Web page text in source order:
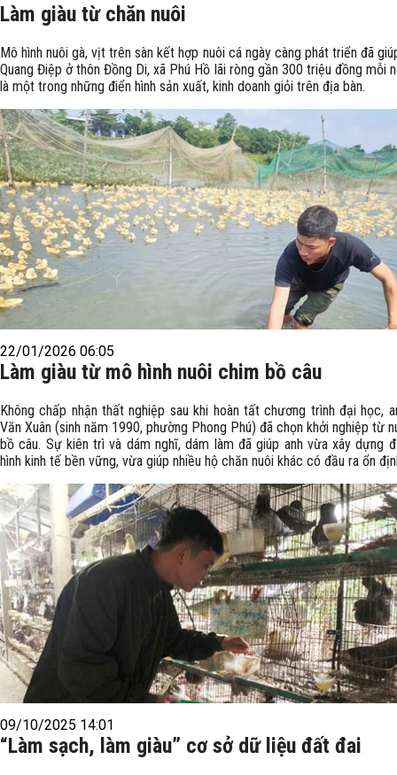
Làm giàu từ chăn nuôi
Mô hình nuôi gà, vịt trên sàn kết hợp nuôi cá ngày càng phát triển đã
Quang Điệp ở thôn Đồng Di, xã Phú Hồ lãi ròng gần 300 triệu đồng mỗi
là một trong những điển hình sản xuất, kinh doanh giỏi trên địa bàn.
22/01/2026 06:05
Làm giàu từ mô hình nuôi chim bồ câu
Không chấp nhận thất nghiệp sau khi hoàn tất chương trình đại học,
Văn Xuân (sinh năm 1990, phường Phong Phú) đã chọn khởi nghiệp từ
bồ câu. Sự kiên trì và dám nghĩ, dám làm đã giúp anh vừa xây dựng
hình kinh tế bền vững, vừa giúp nhiều hộ chăn nuôi khác có đầu ra ổn
09/10/2025 14:01
“Làm sạch, làm giàu” cơ sở dữ liệu đất đai